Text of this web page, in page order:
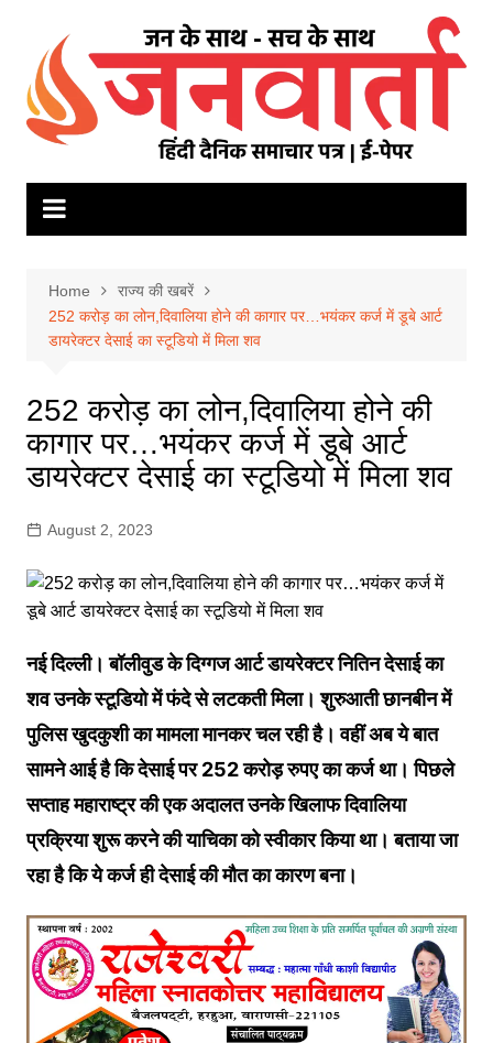
content
Home
राज्य की खबरें
252 करोड़ का लोन,दिवालिया होने की कागार पर…भयंकर कर्ज में डूबे आर्ट
डायरेक्‍टर देसाई का स्‍टूडियो में मिला शव
252 करोड़ का लोन,दिवालिया होने की
कागार पर…भयंकर कर्ज में डूबे आर्ट
डायरेक्‍टर देसाई का स्‍टूडियो में मिला शव
August 2, 2023
नई दिल्ली। बॉलीवुड के दिग्गज आर्ट डायरेक्‍टर नितिन देसाई का
शव उनके स्‍टूडियो में फंदे से लटकती मिला। शुरुआती छानबीन में
पुलिस खुदकुशी का मामला मानकर चल रही है। वहीं अब ये बात
सामने आई है कि देसाई पर 252 करोड़ रुपए का कर्ज था। पिछले
सप्ताह महाराष्‍ट्र की एक अदालत उनके खिलाफ दिवालिया
प्रक्रिया शुरू करने की याचिका को स्‍वीकार किया था। बताया जा
रहा है कि ये कर्ज ही देसाई की मौत का कारण बना।